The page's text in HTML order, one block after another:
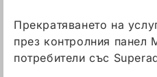
Прекратяването на
през контролния панел
потребители със